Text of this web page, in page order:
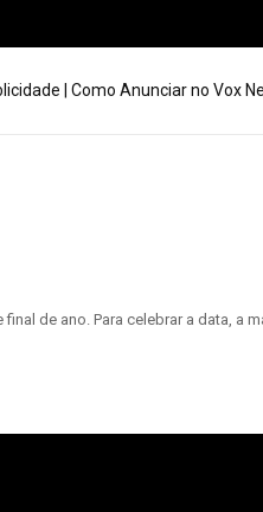
| Como Anunciar no Vox
de ano. Para celebrar a data, a